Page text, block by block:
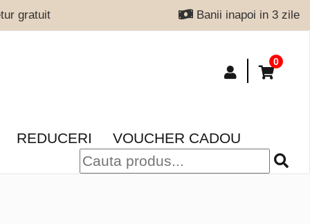
gratuit Banii inapoi in 3 zile
0
REDUCERI VOUCHER CADOU